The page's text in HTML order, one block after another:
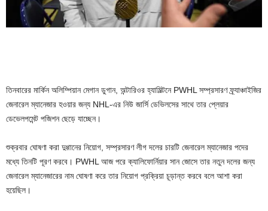
তিনবারের মার্কিন অলিম্পিয়ান মেগান ডুগান, অন্টারিওর হ্যামিল্টনে PWHL সম্প্রসারণ ফ্র্যাঞ্চাইজির
জেনারেল ম্যানেজার হওয়ার জন্য NHL-এর নিউ জার্সি ডেভিলসের সাথে তার প্লেয়ার
ডেভেলপমেন্ট পজিশন ছেড়ে যাচ্ছেন।
শুক্রবার ঘোষণা করা দুগ্গানের নিয়োগ, সম্প্রসারণ লীগ দলের চারটি জেনারেল ম্যানেজার পদের
মধ্যে তিনটি পূরণ করবে। PWHL আজ পরে ক্যালিফোর্নিয়ার সান জোসে তার নতুন দলের জন্য
জেনারেল ম্যানেজারের নাম ঘোষণা করে তার নিয়োগ প্রক্রিয়া চূড়ান্ত করবে বলে আশা করা
হয়েছিল।